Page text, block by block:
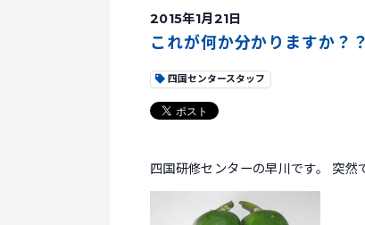
2015年1月21日
これが何か分かりますか？？
四国センタースタッフ
四国研修センターの早川です。 突然